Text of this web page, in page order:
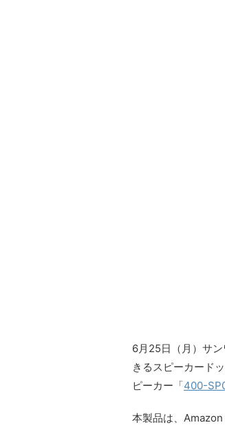
6月25日（月）サ
きるスピーカード
ピーカー「400-
本製品は、